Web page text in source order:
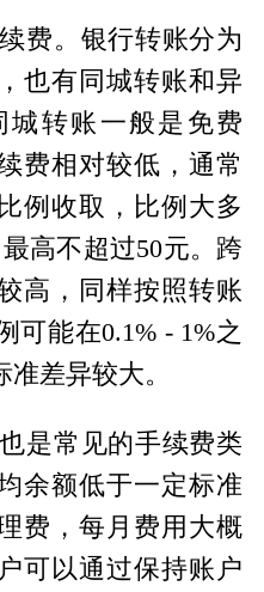
费。银行转账分为
也有同城转账和异
转账一般是免费
费相对较低，通常
例收取，比例大多
高不超过50元。跨
高，同样按照转账
可能在0.1% - 1%之
差异较大。
是常见的手续费类
余额低于一定标准
费，每月费用大概
可以通过保持账户